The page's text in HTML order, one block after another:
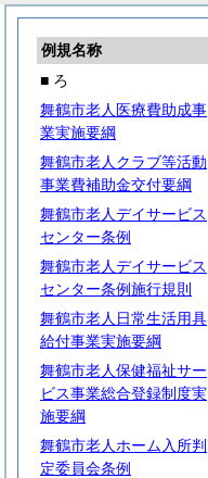
例規名称
■ ろ
舞鶴市老人医療費助成事
業実施要綱
舞鶴市老人クラブ等活動
事業費補助金交付要綱
舞鶴市老人デイサービス
センター条例
舞鶴市老人デイサービス
センター条例施行規則
舞鶴市老人日常生活用具
給付事業実施要綱
舞鶴市老人保健福祉サー
ビス事業総合登録制度実
施要綱
舞鶴市老人ホーム入所判
定委員会条例